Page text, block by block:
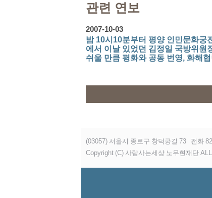
관련 연보
2007-10-03
밤 10시10분부터 평양 인민문화궁
에서 이날 있었던 김정일 국방위
쉬울 만큼 평화와 공동 번영, 화해
(03057) 서울시 종로구 창덕궁길 73 전화
Copyright (C) 사람사는세상 노무현재단